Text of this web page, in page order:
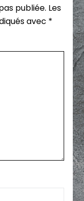
publiée. Les
avec *